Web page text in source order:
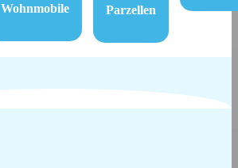
Wohnmobile
Parzellen